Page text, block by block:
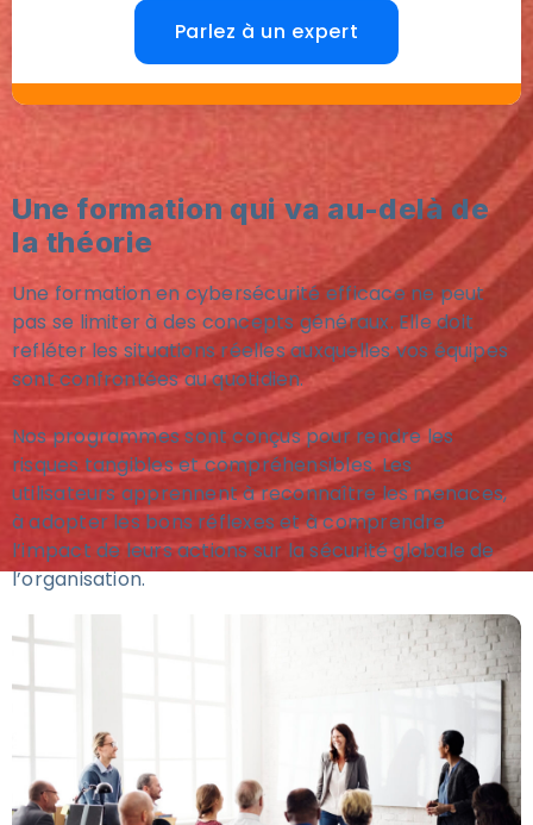
Parlez à un expert
Une formation qui va au-delà de
la théorie
Une formation en cybersécurité efficace ne peut
pas se limiter à des concepts généraux. Elle doit
refléter les situations réelles auxquelles vos équipes
sont confrontées au quotidien.
Nos programmes sont conçus pour rendre les
risques tangibles et compréhensibles. Les
utilisateurs apprennent à reconnaître les menaces,
à adopter les bons réflexes et à comprendre
l’impact de leurs actions sur la sécurité globale de
l’organisation.